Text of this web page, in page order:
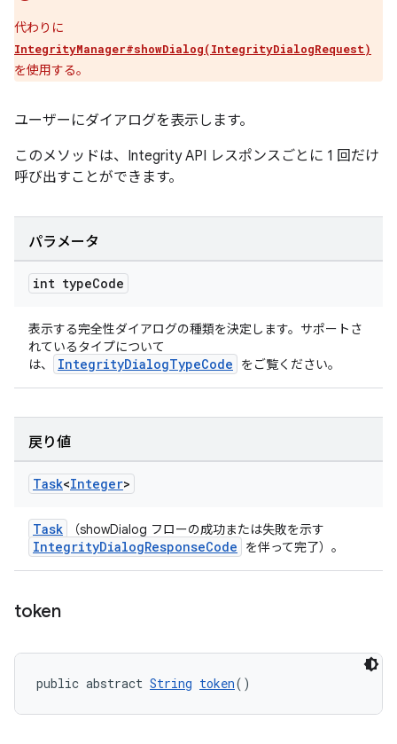
代わりに
IntegrityManager#showDialog(IntegrityDialogRequest)
を使用する。
ユーザーにダイアログを表示します。
このメソッドは、Integrity API レスポンスごとに 1 回だけ
呼び出すことができます。
パラメータ
int typeCode
表示する完全性ダイアログの種類を決定します。サポートさ
れているタイプについて
は、
IntegrityDialogTypeCode をご覧ください。
戻り値
Task<Integer>
Task （showDialog フローの成功または失敗を示す
IntegrityDialogResponseCode を伴って完了）。
token
public abstract String token()